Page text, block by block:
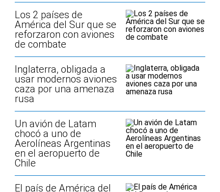
Los 2 países de
América del Sur que se
reforzaron con aviones
de combate
Inglaterra, obligada a
usar modernos aviones
caza por una amenaza
rusa
Un avión de Latam
chocó a uno de
Aerolíneas Argentinas
en el aeropuerto de
Chile
El país de América del